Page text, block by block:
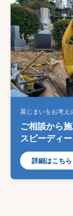
墓じまいをお考え
ご相談から
スピーディ
詳細はこちら